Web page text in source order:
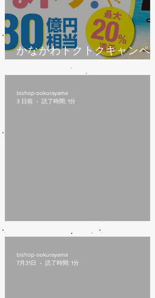
かながわトクトクキャンペー
ン始まります
8/6(木)本日修理受付終了
bishop-ookurayama
3 日前
読了時間: 1分
bishop-ookurayama
7月31日
読了時間: 1分